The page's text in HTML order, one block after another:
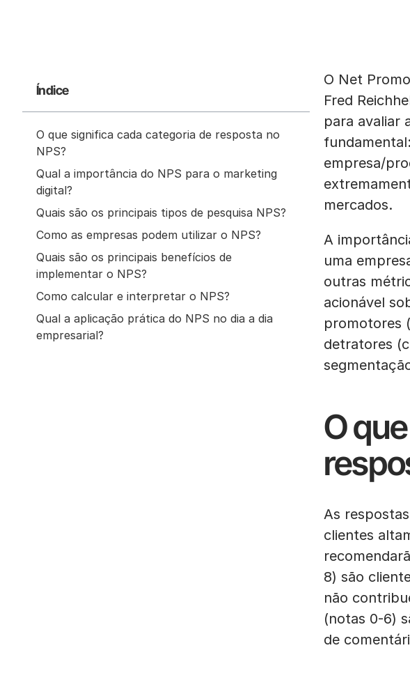
Índice
O que significa cada categoria de resposta no
NPS?
Qual a importância do NPS para o marketing
digital?
Quais são os principais tipos de pesquisa NPS?
Como as empresas podem utilizar o NPS?
Quais são os principais benefícios de
implementar o NPS?
Como calcular e interpretar o NPS?
Qual a aplicação prática do NPS no dia a dia
empresarial?
O Net
Fred
para avaliar
empresa/
mercados.
A
uma
outras
acionável
promotores
detratores
O
As
clientes
8) são
não
(notas 0-6)
de